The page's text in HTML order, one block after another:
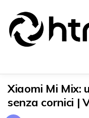
Xiaomi Mi Mix:
senza cornici |